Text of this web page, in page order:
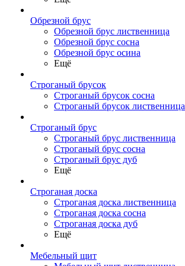
Обрезной брус
Обрезной брус лиственница
Обрезной брус сосна
Обрезной брус осина
Ещё
Строганый брусок
Строганый брусок сосна
Строганый брусок лиственница
Строганый брус
Строганый брус лиственница
Строганый брус сосна
Строганый брус дуб
Ещё
Строганая доска
Строганая доска лиственница
Строганая доска сосна
Строганая доска дуб
Ещё
Мебельный щит